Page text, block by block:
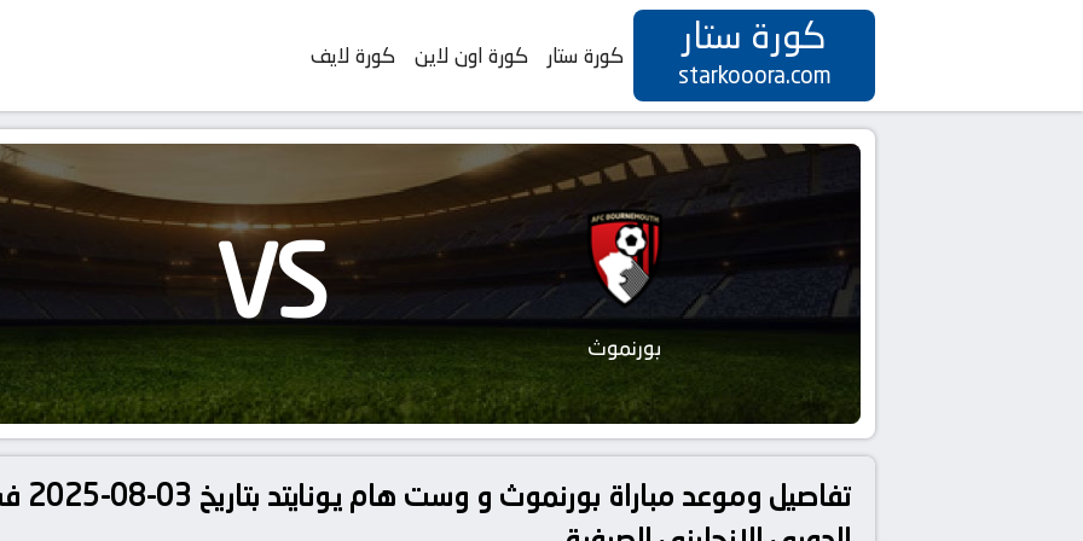
كورة ستار
starkooora.com
كورة ستار كورة اون لاين كورة لايف
بورنموث VS